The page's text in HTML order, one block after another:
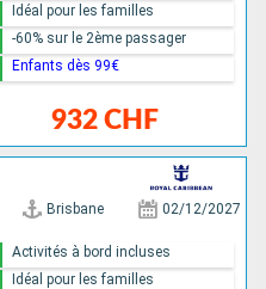
932 CHF
Idéal pour les familles
-60% sur le 2ème passager
Enfants dès 99€
Brisbane 02/12/2027
Activités à bord incluses
Idéal pour les familles